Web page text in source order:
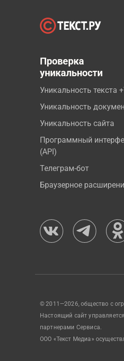
Проверка
уникальности
Уникальность текста
Уникальность
Уникальность сайта
Программный
(API)
Телеграм-бот
Браузерное
© 2011—2026, общество с
Настоящий сайт
партнерами Сервиса.
ООО «Текст Медиа»